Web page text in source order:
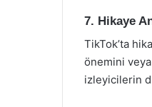
7. Hikaye
TikTok’ta
önemini
izleyicilerin